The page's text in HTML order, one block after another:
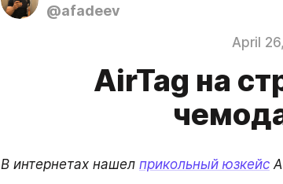
@afadeev
April
AirTag на
В интернетах нашел прикольный юзкейс